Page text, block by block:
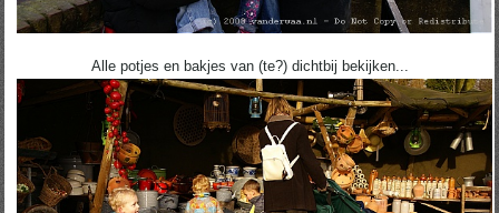
Alle potjes en bakjes van (te?) dichtbij bekijken...